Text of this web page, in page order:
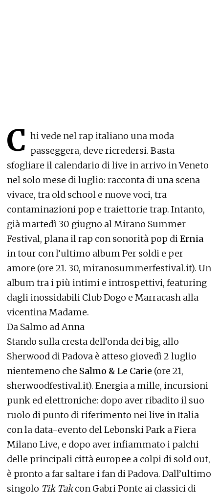
C hi vede nel rap italiano una moda
passeggera, deve ricredersi. Basta
sfogliare il calendario di live in arrivo in Veneto
nel solo mese di luglio: racconta di una scena
vivace, tra old school e nuove voci, tra
contaminazioni pop e traiettorie trap. Intanto,
già martedì 30 giugno al Mirano Summer
Festival, plana il rap con sonorità pop diErnia
in tour con l’ultimo album Per soldi e per
amore (ore 21. 30, miranosummerfestival.it). Un
album tra i più intimi e introspettivi, featuring
dagli inossidabili Club Dogo e Marracash alla
vicentina Madame.
Da Salmo ad Anna
Stando sulla cresta dell’onda dei big, allo
Sherwood di Padova è atteso giovedì 2 luglio
nientemeno che Salmo & Le Carie (ore 21,
sherwoodfestival.it). Energia a mille, incursioni
punk ed elettroniche: dopo aver ribadito il suo
ruolo di punto di riferimento nei live in Italia
con la data-evento del Lebonski Park a Fiera
Milano Live, e dopo aver infiammato i palchi
delle principali città europee a colpi di sold out,
è pronto a far saltare i fan di Padova. Dall’ultimo
singolo Tik Takcon Gabri Ponte ai classici di